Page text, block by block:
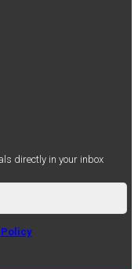
directly in your inbox